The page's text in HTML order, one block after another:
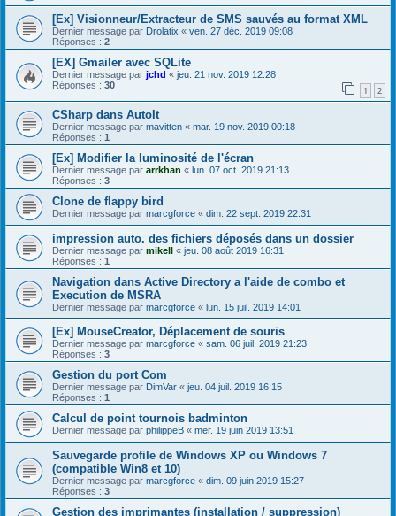
[Ex] Visionneur/Extracteur de SMS sauvés au format XML
Dernier message par Drolatix « ven. 27 déc. 2019 09:08
Réponses : 2
[EX] Gmailer avec SQLite
Dernier message par jchd « jeu. 21 nov. 2019 12:28
Réponses : 30 1 2
CSharp dans AutoIt
Dernier message par mavitten « mar. 19 nov. 2019 00:18
Réponses : 1
[Ex] Modifier la luminosité de l'écran
Dernier message par arrkhan « lun. 07 oct. 2019 21:13
Réponses : 3
Clone de flappy bird
Dernier message par marcgforce « dim. 22 sept. 2019 22:31
impression auto. des fichiers déposés dans un dossier
Dernier message par mikell « jeu. 08 août 2019 16:31
Réponses : 1
Navigation dans Active Directory a l'aide de combo et
Execution de MSRA
Dernier message par marcgforce « lun. 15 juil. 2019 14:01
[Ex] MouseCreator, Déplacement de souris
Dernier message par marcgforce « sam. 06 juil. 2019 21:23
Réponses : 3
Gestion du port Com
Dernier message par DimVar « jeu. 04 juil. 2019 16:15
Réponses : 1
Calcul de point tournois badminton
Dernier message par philippeB « mer. 19 juin 2019 13:51
Sauvegarde profile de Windows XP ou Windows 7
(compatible Win8 et 10)
Dernier message par marcgforce « dim. 09 juin 2019 15:27
Réponses : 3
Gestion des imprimantes (installation / suppression)